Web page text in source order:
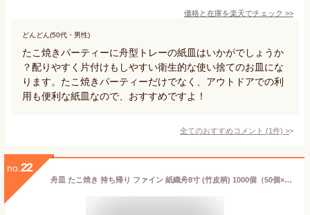
価格と在庫を楽天でチェック >>
どんどん(50代・男性)
たこ焼きパーティーに舟型トレーの紙皿はいかがでしょうか
？配りやすく片付けもしやすい衛生的な使い捨てのお皿にな
ります。たこ焼きパーティーだけでなく、アウトドアでの利
用も便利な紙皿なので、おすすめですよ！
全てのおすすめコメント (1件) >
no. 22
舟皿 たこ焼き 持ち帰り ファイン 紙織舟8寸 (竹皮柄) 1000個（50個×20）／ケース【テイクアウト用】【持ち帰り】【業務用】